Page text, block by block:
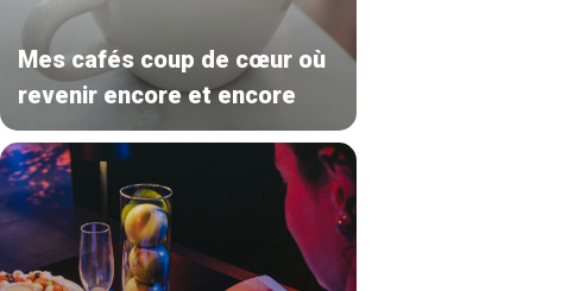
Mes cafés coup de cœur où
revenir encore et encore